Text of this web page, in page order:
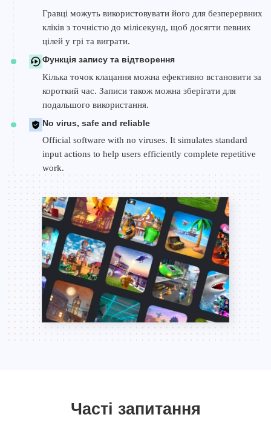
Гравці можуть використовувати його для безперервних
кліків з точністю до мілісекунд, щоб досягти певних
цілей у грі та виграти.
Функція запису та відтворення
Кілька точок клацання можна ефективно встановити за
короткий час. Записи також можна зберігати для
подальшого використання.
No virus, safe and reliable
Official software with no viruses. It simulates standard
input actions to help users efficiently complete repetitive
work.
Часті запитання